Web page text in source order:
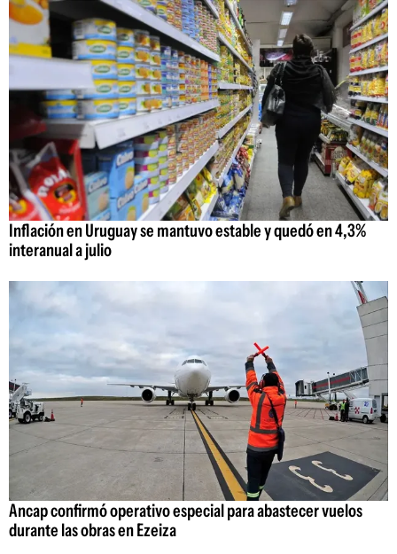
Inflación en Uruguay se mantuvo estable y quedó en 4,3%
interanual a julio
Ancap confirmó operativo especial para abastecer vuelos
durante las obras en Ezeiza